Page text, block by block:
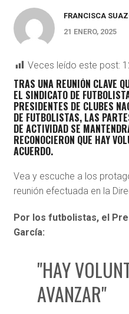
FRANCISCA
21 ENERO, 2025
Veces leído este post:
TRAS UNA REUNIÓN CLAVE
EL SINDICATO DE
PRESIDENTES DE CLUBES
DE FUTBOLISTAS, LAS
DE ACTIVIDAD SE
RECONOCIERON QUE HAY
ACUERDO.
Vea y escuche a los
reunión efectuada en la
Por los futbolistas, el
García:
"HAY
AVANZAR"